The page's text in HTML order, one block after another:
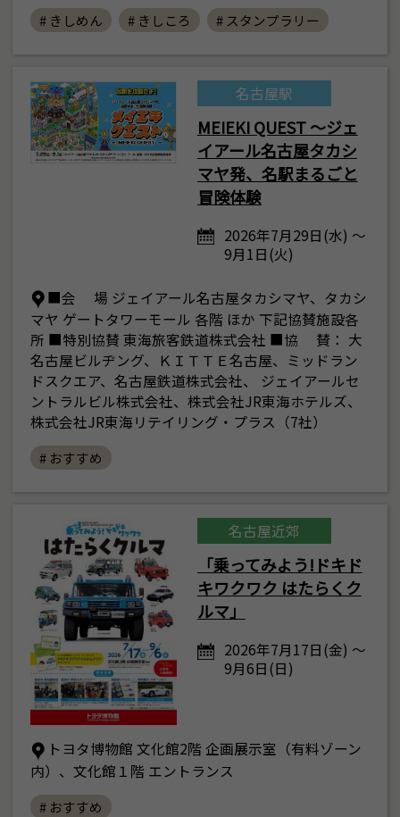
# きしめん # きしころ # スタンプラリー
名古屋駅
MEIEKI QUEST ～ジェ
イアール名古屋タカシ
マヤ発、名駅まるごと
冒険体験
2026年7月29日(水) ～
9月1日(火)
■会 場 ジェイアール名古屋タカシマヤ、タカシ
マヤ ゲートタワーモール 各階 ほか 下記協賛施設各
所 ■特別協賛 東海旅客鉄道株式会社 ■協 賛： 大
名古屋ビルヂング、ＫＩＴＴＥ名古屋、ミッドラン
ドスクエア、名古屋鉄道株式会社、 ジェイアールセ
ントラルビル株式会社、株式会社JR東海ホテルズ、
株式会社JR東海リテイリング・プラス（7社）
# おすすめ
名古屋近郊
「乗ってみよう!ドキド
キワクワク はたらくク
ルマ」
2026年7月17日(金) ～
9月6日(日)
トヨタ博物館 文化館2階 企画展示室（有料ゾーン
内）、文化館１階 エントランス
# おすすめ